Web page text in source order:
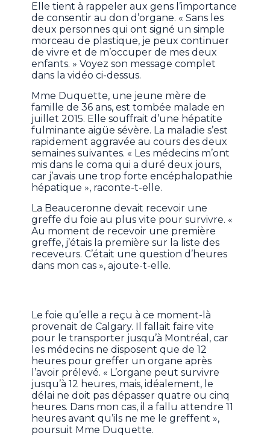
Elle tient à rappeler aux gens l’importance
de consentir au don d’organe. « Sans les
deux personnes qui ont signé un simple
morceau de plastique, je peux continuer
de vivre et de m’occuper de mes deux
enfants. » Voyez son message complet
dans la vidéo ci-dessus.
Mme Duquette, une jeune mère de
famille de 36 ans, est tombée malade en
juillet 2015. Elle souffrait d’une hépatite
fulminante aigüe sévère. La maladie s’est
rapidement aggravée au cours des deux
semaines suivantes. « Les médecins m’ont
mis dans le coma qui a duré deux jours,
car j’avais une trop forte encéphalopathie
hépatique », raconte-t-elle.
La Beauceronne devait recevoir une
greffe du foie au plus vite pour survivre. «
Au moment de recevoir une première
greffe, j’étais la première sur la liste des
receveurs. C’était une question d’heures
dans mon cas », ajoute-t-elle.
Le foie qu’elle a reçu à ce moment-là
provenait de Calgary. Il fallait faire vite
pour le transporter jusqu’à Montréal, car
les médecins ne disposent que de 12
heures pour greffer un organe après
l’avoir prélevé. « L’organe peut survivre
jusqu’à 12 heures, mais, idéalement, le
délai ne doit pas dépasser quatre ou cinq
heures. Dans mon cas, il a fallu attendre 11
heures avant qu’ils ne me le greffent »,
poursuit Mme Duquette.